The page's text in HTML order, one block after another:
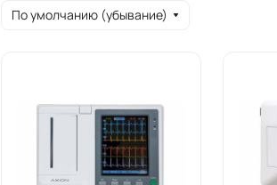
По умолчанию (убывание)